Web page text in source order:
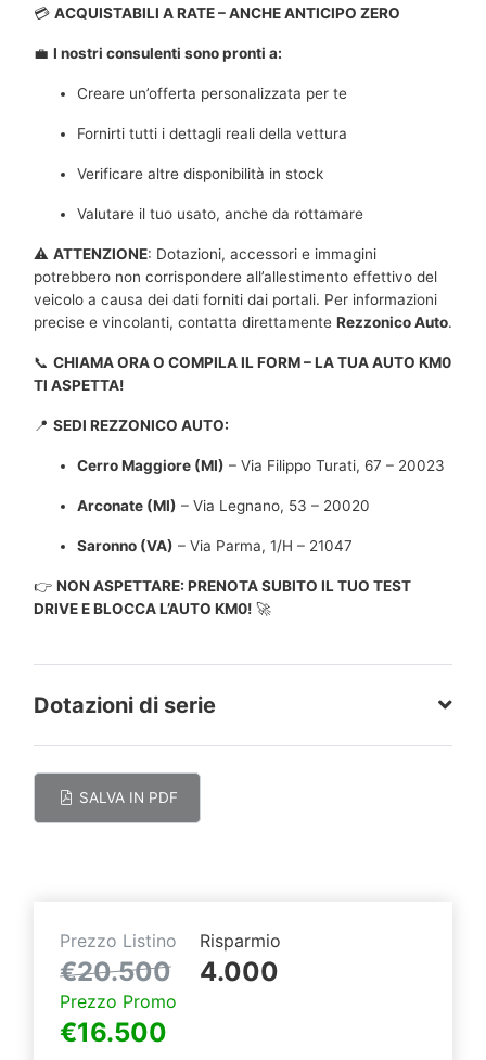
💳 ACQUISTABILI A RATE – ANCHE ANTICIPO ZERO
💼 I nostri consulenti sono pronti a:
Creare un’offerta personalizzata per te
Fornirti tutti i dettagli reali della vettura
Verificare altre disponibilità in stock
Valutare il tuo usato, anche da rottamare
⚠️ ATTENZIONE: Dotazioni, accessori e immagini
potrebbero non corrispondere all’allestimento effettivo del
veicolo a causa dei dati forniti dai portali. Per informazioni
precise e vincolanti, contatta direttamente Rezzonico Auto.
📞 CHIAMA ORA O COMPILA IL FORM – LA TUA AUTO KM0
TI ASPETTA!
📍 SEDI REZZONICO AUTO:
Cerro Maggiore (MI) – Via Filippo Turati, 67 – 20023
Arconate (MI) – Via Legnano, 53 – 20020
Saronno (VA) – Via Parma, 1/H – 21047
👉 NON ASPETTARE: PRENOTA SUBITO IL TUO TEST
DRIVE E BLOCCA L’AUTO KM0! 🚀
Dotazioni di serie
SALVA IN PDF
Prezzo Listino
€20.500
Risparmio
4.000
Prezzo Promo
€16.500